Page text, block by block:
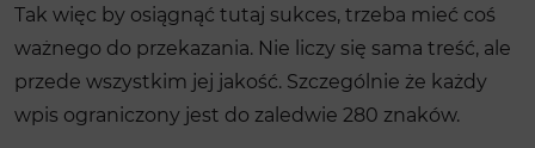
Tak więc by osiągnąć tutaj sukces, trzeba mieć coś
ważnego do przekazania. Nie liczy się sama treść, ale
przede wszystkim jej jakość. Szczególnie że każdy
wpis ograniczony jest do zaledwie 280 znaków.